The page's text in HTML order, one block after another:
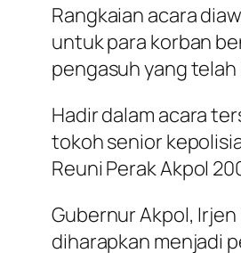
Rangkaian acara
untuk para korban
pengasuh yang
Hadir dalam acara
tokoh senior
Reuni Perak Akpol
Gubernur Akpol,
diharapkan menjadi